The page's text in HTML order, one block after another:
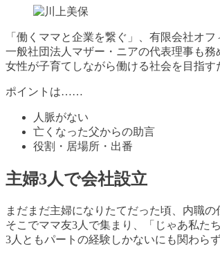
「働くママと企業を繋ぐ」、有限会社オ
一般社団法人マザー・ニアの代表理事も務
女性が子育てしながら働ける社会を目指
ポイントは……
人脈がない
亡くなった父からの助言
役割・居場所・出番
主婦3人で会社設立
まだまだ主婦になりたてだった頃、内職
そこでママ友3人で集まり、「じゃあ私た
3人ともパートの経験しかないにも関わら